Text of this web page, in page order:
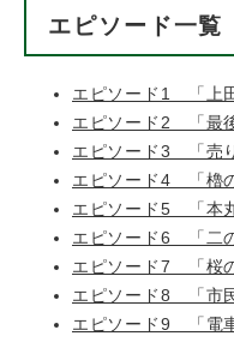
エピソード一覧
エピソード1 「上
エピソード2 「最
エピソード3 「売
エピソード4 「櫓
エピソード5 「本
エピソード6 「二
エピソード7 「桜
エピソード8 「市
エピソード9 「電